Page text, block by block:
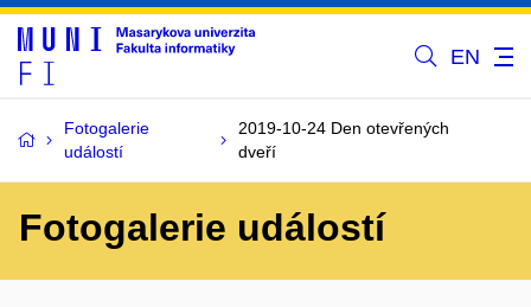
EN
Fotogalerie
událostí
2019-10-24 Den otevřených
dveří
Fotogalerie událostí